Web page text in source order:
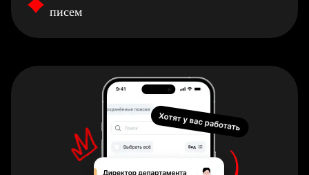
писем